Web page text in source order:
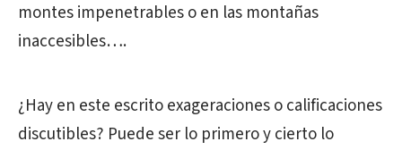
montes impenetrables o en las montañas
inaccesibles….
¿Hay en este escrito exageraciones o calificaciones
discutibles? Puede ser lo primero y cierto lo